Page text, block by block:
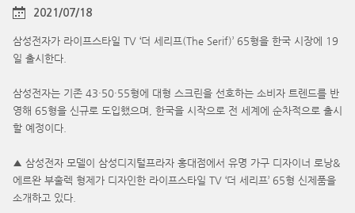
2021/07/18
삼성전자가 라이프스타일 TV ‘더 세리프(The Serif)’ 65형을 한국 시장에 19
일 출시한다.
삼성전자는 기존 43·50·55형에 대형 스크린을 선호하는 소비자 트렌드를 반
영해 65형을 신규로 도입했으며, 한국을 시작으로 전 세계에 순차적으로 출시
할 예정이다.
▲ 삼성전자 모델이 삼성디지털프라자 홍대점에서 유명 가구 디자이너 로낭&
에르완 부훌렉 형제가 디자인한 라이프스타일 TV ‘더 세리프’ 65형 신제품을
소개하고 있다.